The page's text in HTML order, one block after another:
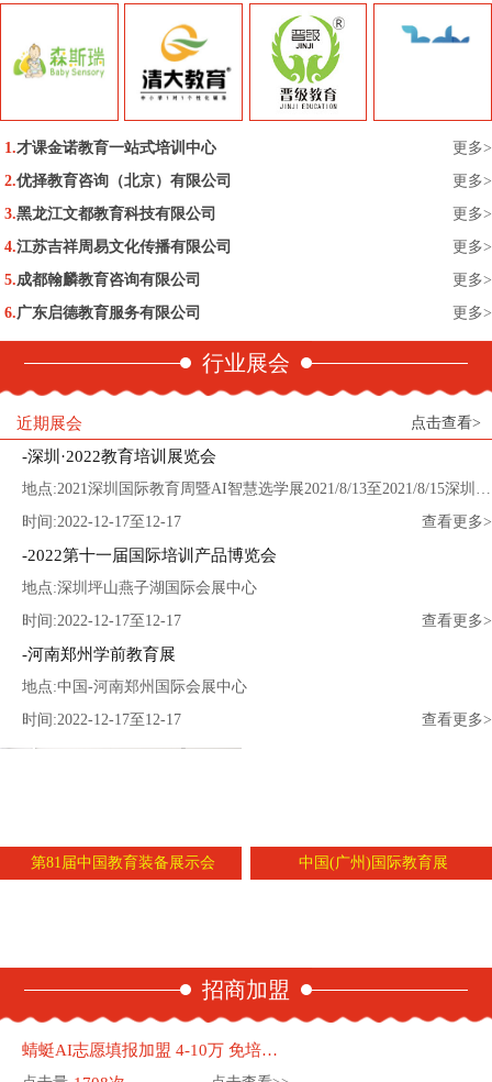
才课金诺教育一站式培训中心
更多>
优择教育咨询（北京）有限公司
更多>
黑龙江文都教育科技有限公司
更多>
江苏吉祥周易文化传播有限公司
更多>
成都翰麟教育咨询有限公司
更多>
广东启德教育服务有限公司
更多>
行业展会
近期展会 点击查看>
深圳·2022教育培训展览会
地点:2021深圳国际教育周暨AI智慧选学展2021/8/13至2021/8/15深圳会展中心
时间:2022-12-17至12-17
查看更多>
2022第十一届国际培训产品博览会
地点:深圳坪山燕子湖国际会展中心
时间:2022-12-17至12-17
查看更多>
河南郑州学前教育展
地点:中国-河南郑州国际会展中心
时间:2022-12-17至12-17
查看更多>
第81届中国教育装备展示会 中国(广州)国际教育展
招商加盟
蜻蜓AI志愿填报加盟 4-10万 免培训费 免保证金 560家加盟店